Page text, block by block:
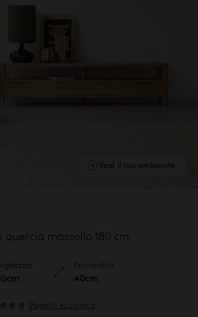
Vedi il tuo ambiente
quercia massello 180 cm
Pagella ecologica
Profondità
40cm